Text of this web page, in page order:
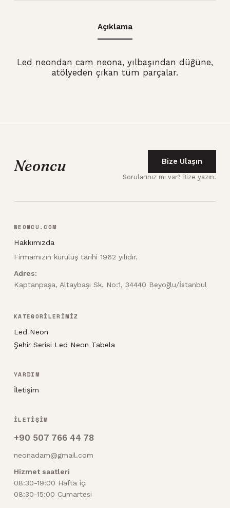
Açıklama
Led neondan cam neona, yılbaşından düğüne,
atölyeden çıkan tüm parçalar.
Neoncu Bize Ulaşın
Sorularınız mı var? Bize yazın.
NEONCU.COM
Hakkımızda
Firmamızın kuruluş tarihi 1962 yılıdır.
Adres:
Kaptanpaşa, Altaybaşı Sk. No:1, 34440 Beyoğlu/İstanbul
KATEGORİLERİMİZ
Led Neon
Şehir Serisi Led Neon Tabela
YARDIM
İletişim
İLETİŞİM
+90 507 766 44 78
neonadam@gmail.com
Hizmet saatleri
08:30-19:00 Hafta içi
08:30-15:00 Cumartesi